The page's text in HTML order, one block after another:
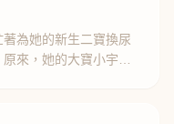
為她的新生二寶換尿
來，她的大寶小宇正